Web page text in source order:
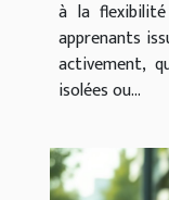
à la
apprenants
activement,
isolées ou...